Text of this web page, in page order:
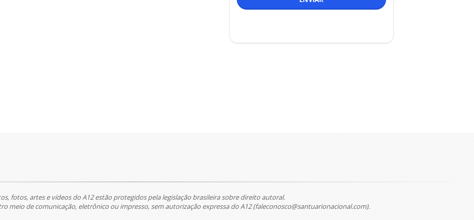
fotos, artes e vídeos do A12 estão protegidos pela legislação brasileira sobre direito autoral.
meio de comunicação, eletrônico ou impresso, sem autorização expressa do A12 (faleconosco@santuarionacional.com).